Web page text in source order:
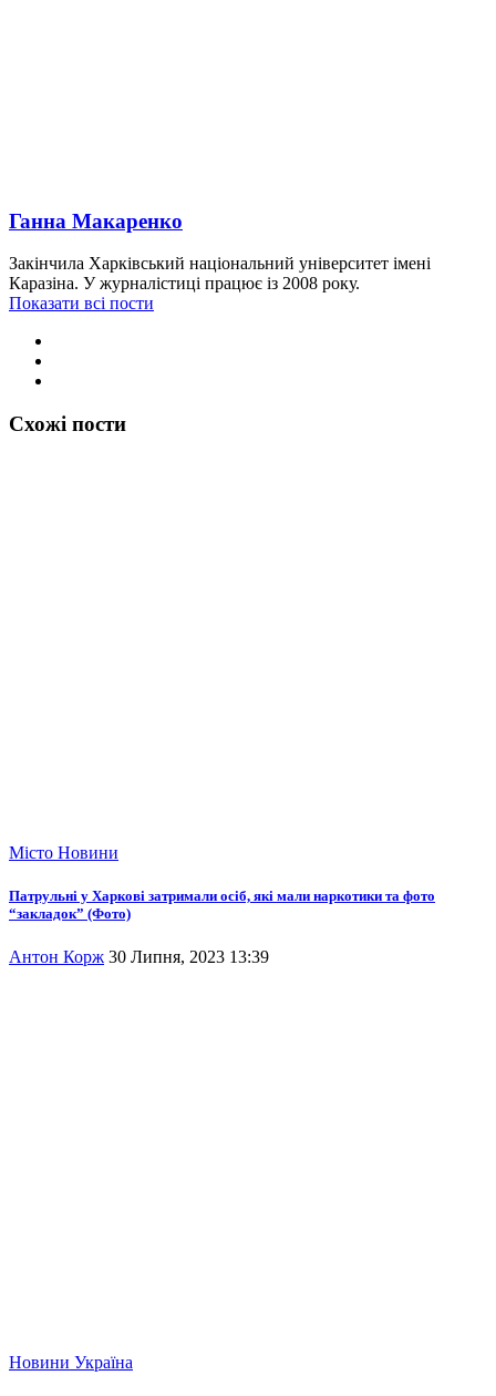
Ганна Макаренко
Закінчила Харківський національний університет імені
Каразіна. У журналістиці працює із 2008 року.
Показати всі пости
Схожі пости
Місто Новини
Патрульні у Харкові затримали осіб, які мали наркотики та фото
“закладок” (Фото)
Антон Корж 30 Липня, 2023 13:39
Новини Україна